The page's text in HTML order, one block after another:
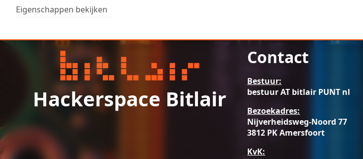
Eigenschappen bekijken
Hackerspace Bitlair
Contact
Bestuur:
bestuur AT bitlair PUNT nl
Bezoekadres:
Nijverheidsweg-Noord 77
3812 PK Amersfoort
KvK: